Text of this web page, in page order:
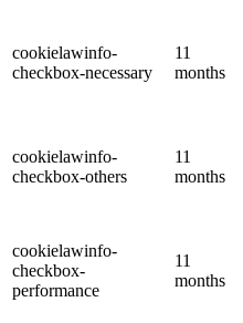
cookielawinfo-
checkbox-necessary
11
months
cookielawinfo-
checkbox-others
11
months
cookielawinfo-
checkbox-
performance
11
months